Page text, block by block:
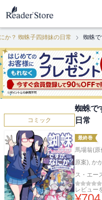
か？ 蜘蛛子四姉妹の日常 蜘蛛
コミック
蜘蛛で
日常
最終巻
馬場翁(原
原案), か
ス・エー
レビュー